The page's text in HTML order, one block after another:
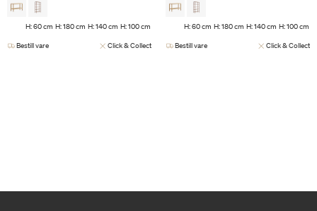
H: 60 cm H: 180 cm H: 140 cm H: 100 cm
Bestill vare
Click & Collect
H: 60 cm H: 180 cm H: 140 cm H: 100 cm
Bestill vare
Click & Collect